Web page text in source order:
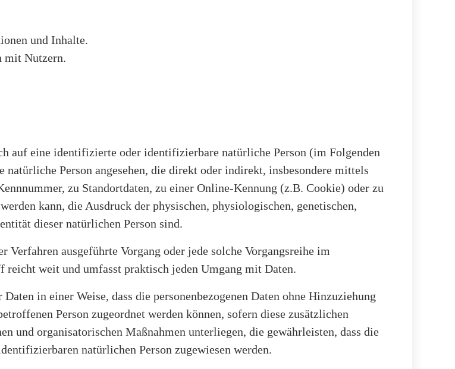
und Inhalte.
mit Nutzern.
auf eine identifizierte oder identifizierbare natürliche Person (im Folgenden
Person angesehen, die direkt oder indirekt, insbesondere mittels
zu Standortdaten, zu einer Online-Kennung (z.B. Cookie) oder zu
kann, die Ausdruck der physischen, physiologischen, genetischen,
dieser natürlichen Person sind.
ausgeführte Vorgang oder jede solche Vorgangsreihe im
reicht weit und umfasst praktisch jeden Umgang mit Daten.
in einer Weise, dass die personenbezogenen Daten ohne Hinzuziehung
Person zugeordnet werden können, sofern diese zusätzlichen
und organisatorischen Maßnahmen unterliegen, die gewährleisten, dass die
natürlichen Person zugewiesen werden.